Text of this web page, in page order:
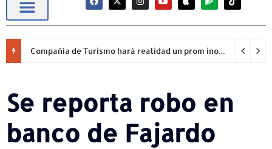
Compañía de Turismo hará realidad un prom inolvidable junto a Jowell para estudiantes de la Escuela Gabriela Mistral
Se reporta robo en
banco de Fajardo